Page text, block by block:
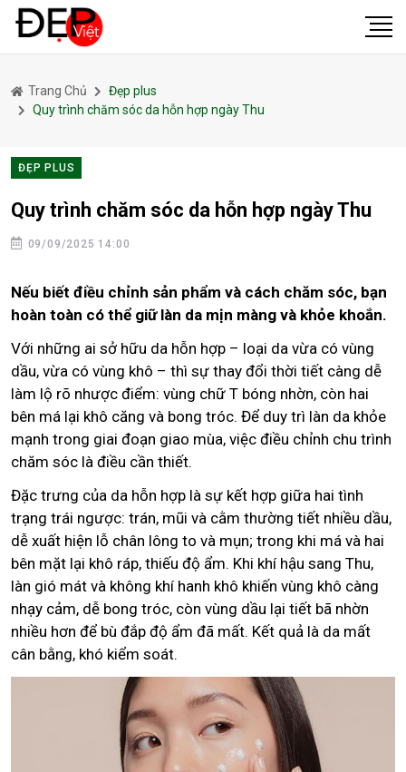
Trang Chủ
Đẹp plus
Quy trình chăm sóc da hỗn hợp ngày Thu
ĐẸP PLUS
Quy trình chăm sóc da hỗn hợp ngày Thu
09/09/2025 14:00
Nếu biết điều chỉnh sản phẩm và cách chăm sóc, bạn
hoàn toàn có thể giữ làn da mịn màng và khỏe khoắn.
Với những ai sở hữu da hỗn hợp – loại da vừa có vùng
dầu, vừa có vùng khô – thì sự thay đổi thời tiết càng dễ
làm lộ rõ nhược điểm: vùng chữ T bóng nhờn, còn hai
bên má lại khô căng và bong tróc. Để duy trì làn da khỏe
mạnh trong giai đoạn giao mùa, việc điều chỉnh chu trình
chăm sóc là điều cần thiết.
Đặc trưng của da hỗn hợp là sự kết hợp giữa hai tình
trạng trái ngược: trán, mũi và cằm thường tiết nhiều dầu,
dễ xuất hiện lỗ chân lông to và mụn; trong khi má và hai
bên mặt lại khô ráp, thiếu độ ẩm. Khi khí hậu sang Thu,
làn gió mát và không khí hanh khô khiến vùng khô càng
nhạy cảm, dễ bong tróc, còn vùng dầu lại tiết bã nhờn
nhiều hơn để bù đắp độ ẩm đã mất. Kết quả là da mất
cân bằng, khó kiểm soát.